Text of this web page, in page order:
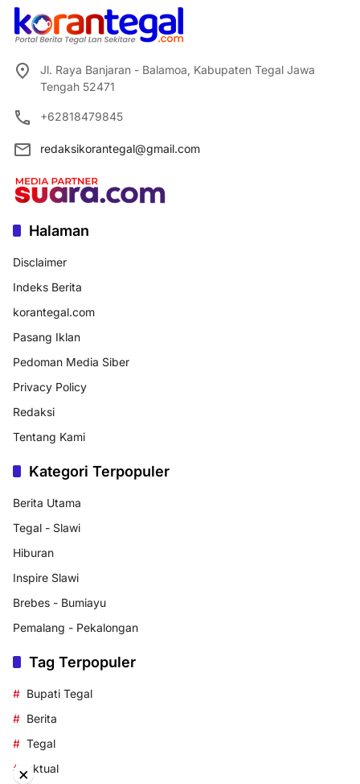
Jl. Raya Banjaran - Balamoa, Kabupaten Tegal Jawa
Tengah 52471
+62818479845
redaksikorantegal@gmail.com
Halaman
Disclaimer
Indeks Berita
korantegal.com
Pasang Iklan
Pedoman Media Siber
Privacy Policy
Redaksi
Tentang Kami
Kategori Terpopuler
Berita Utama
Tegal - Slawi
Hiburan
Inspire Slawi
Brebes - Bumiayu
Pemalang - Pekalongan
Tag Terpopuler
Bupati Tegal
Berita
Tegal
aktual
×